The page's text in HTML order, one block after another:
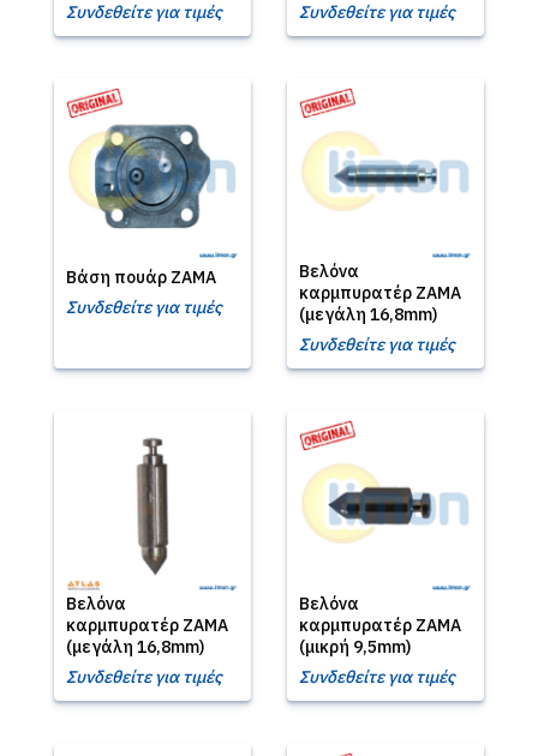
Συνδεθείτε για τιμές
Συνδεθείτε για τιμές
Βάση πουάρ ZAMA
Συνδεθείτε για τιμές
Βελόνα
καρμπυρατέρ ZAMA
(μεγάλη 16,8mm)
Συνδεθείτε για τιμές
Βελόνα
καρμπυρατέρ ZAMA
(μεγάλη 16,8mm)
Συνδεθείτε για τιμές
Βελόνα
καρμπυρατέρ ZAMA
(μικρή 9,5mm)
Συνδεθείτε για τιμές